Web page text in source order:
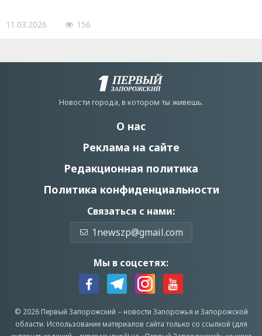
11.03.2026 156
Новости города, в котором ты живешь.
О нас
Реклама на сайте
Редакционная политика
Политика конфиденциальности
Связаться с нами:
1newszp@gmail.com
Мы в соцсетях:
© 2026 Первый Запорожский – новости Запорожья и Запорожской
области. Использование материалов сайта только со ссылкой (для